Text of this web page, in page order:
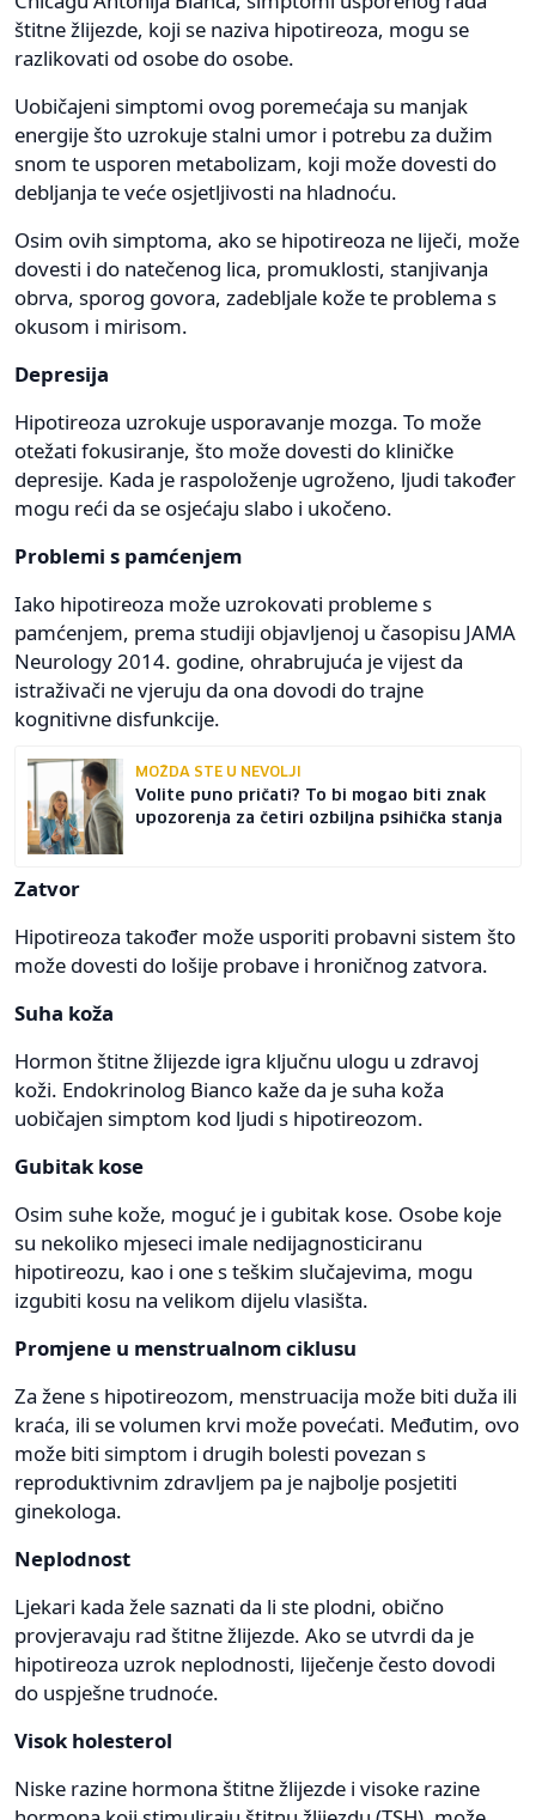
štitne žlijezde, koji se naziva hipotireoza, mogu se
razlikovati od osobe do osobe.
Uobičajeni simptomi ovog poremećaja su manjak
energije što uzrokuje stalni umor i potrebu za dužim
snom te usporen metabolizam, koji može dovesti do
debljanja te veće osjetljivosti na hladnoću.
Osim ovih simptoma, ako se hipotireoza ne liječi, može
dovesti i do natečenog lica, promuklosti, stanjivanja
obrva, sporog govora, zadebljale kože te problema s
okusom i mirisom.
Depresija
Hipotireoza uzrokuje usporavanje mozga. To može
otežati fokusiranje, što može dovesti do kliničke
depresije. Kada je raspoloženje ugroženo, ljudi također
mogu reći da se osjećaju slabo i ukočeno.
Problemi s pamćenjem
Iako hipotireoza može uzrokovati probleme s
pamćenjem, prema studiji objavljenoj u časopisu JAMA
Neurology 2014. godine, ohrabrujuća je vijest da
istraživači ne vjeruju da ona dovodi do trajne
kognitivne disfunkcije.
MOŽDA STE U NEVOLJI
Volite puno pričati? To bi mogao biti znak
upozorenja za četiri ozbiljna psihička stanja
Zatvor
Hipotireoza također može usporiti probavni sistem što
može dovesti do lošije probave i hroničnog zatvora.
Suha koža
Hormon štitne žlijezde igra ključnu ulogu u zdravoj
koži. Endokrinolog Bianco kaže da je suha koža
uobičajen simptom kod ljudi s hipotireozom.
Gubitak kose
Osim suhe kože, moguć je i gubitak kose. Osobe koje
su nekoliko mjeseci imale nedijagnosticiranu
hipotireozu, kao i one s teškim slučajevima, mogu
izgubiti kosu na velikom dijelu vlasišta.
Promjene u menstrualnom ciklusu
Za žene s hipotireozom, menstruacija može biti duža ili
kraća, ili se volumen krvi može povećati. Međutim, ovo
može biti simptom i drugih bolesti povezan s
reproduktivnim zdravljem pa je najbolje posjetiti
ginekologa.
Neplodnost
Ljekari kada žele saznati da li ste plodni, obično
provjeravaju rad štitne žlijezde. Ako se utvrdi da je
hipotireoza uzrok neplodnosti, liječenje često dovodi
do uspješne trudnoće.
Visok holesterol
Niske razine hormona štitne žlijezde i visoke razine